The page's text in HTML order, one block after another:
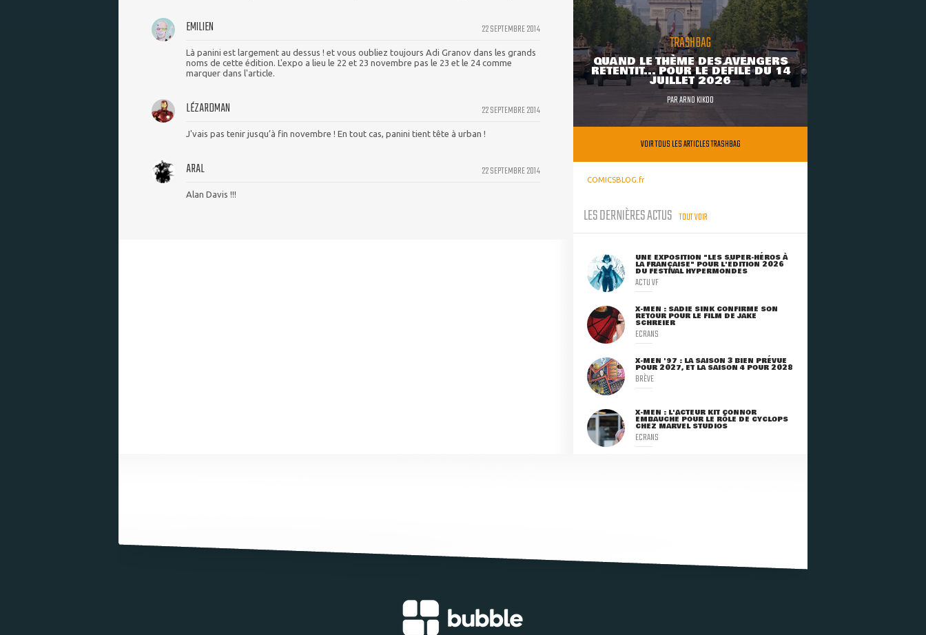
22 SEPTEMBRE 2014
EMILIEN
Là panini est largement au dessus ! et vous oubliez toujours Adi Granov dans les grands
noms de cette édition. L'expo a lieu le 22 et 23 novembre pas le 23 et le 24 comme
marquer dans l'article.
22 SEPTEMBRE 2014
LÉZARDMAN
J'vais pas tenir jusqu’à fin novembre ! En tout cas, panini tient tête à urban !
22 SEPTEMBRE 2014
ARAL
Alan Davis !!!
TRASHBAG
QUAND LE THÈME DES AVENGERS
RETENTIT... POUR LE DÉFILÉ DU 14
JUILLET 2026
PARARNO KIKOO
VOIR TOUS LES ARTICLES TRASHBAG
COMICSBLOG.fr
LES DERNIÈRES ACTUS TOUT VOIR
UNE EXPOSITION "LES SUPER-HÉROS À
LA FRANÇAISE" POUR L'ÉDITION 2026
DU FESTIVAL HYPERMONDES
ACTU VF
X-MEN : SADIE SINK CONFIRME SON
RETOUR POUR LE FILM DE JAKE
SCHREIER
ECRANS
X-MEN '97 : LA SAISON 3 BIEN PRÉVUE
POUR 2027, ET LA SAISON 4 POUR 2028
BRÈVE
X-MEN : L'ACTEUR KIT CONNOR
EMBAUCHÉ POUR LE RÔLE DE CYCLOPS
CHEZ MARVEL STUDIOS
ECRANS